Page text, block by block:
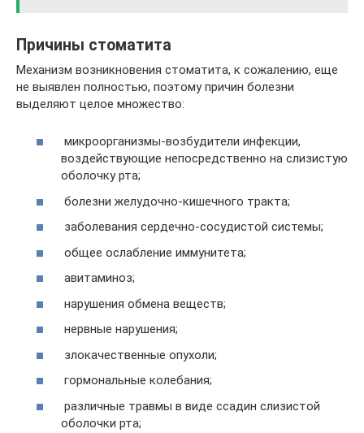
Причины стоматита
Механизм возникновения стоматита, к сожалению, еще
не выявлен полностью, поэтому причин болезни
выделяют целое множество:
микроорганизмы-возбудители инфекции,
воздействующие непосредственно на слизистую
оболочку рта;
болезни желудочно-кишечного тракта;
заболевания сердечно-сосудистой системы;
общее ослабление иммунитета;
авитаминоз;
нарушения обмена веществ;
нервные нарушения;
злокачественные опухоли;
гормональные колебания;
различные травмы в виде ссадин слизистой
оболочки рта;